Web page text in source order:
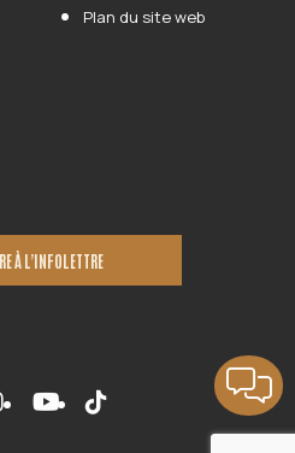
Plan du site web
À L’INFOLETTRE